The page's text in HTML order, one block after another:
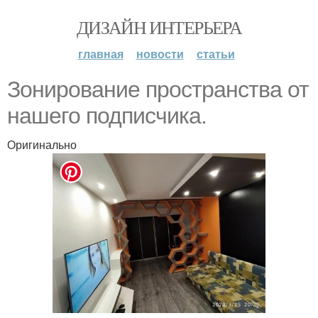
ДИЗАЙН ИНТЕРЬЕРА
главная новости статьи
Зонирование пространства от
нашего подписчика.
Оригинально